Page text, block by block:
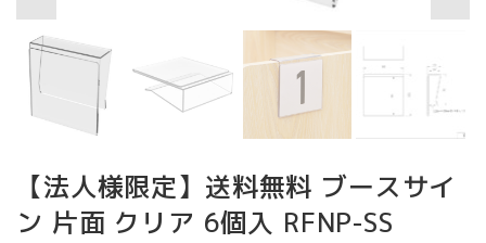
【法人様限定】送料無料 ブースサイ
ン 片面 クリア 6個入 RFNP-SS